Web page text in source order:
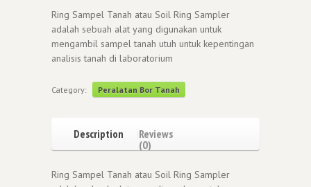
Ring Sampel Tanah atau Soil Ring Sampler
adalah sebuah alat yang digunakan untuk
mengambil sampel tanah utuh untuk kepentingan
analisis tanah di laboratorium
Category: Peralatan Bor Tanah
Description
Reviews
(0)
Ring Sampel Tanah atau Soil Ring Sampler